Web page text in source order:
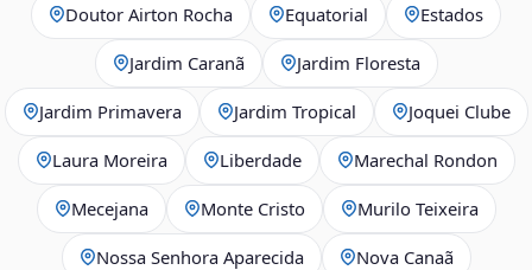
Doutor Airton Rocha Equatorial Estados
Jardim Caranã Jardim Floresta
Jardim Primavera Jardim Tropical Joquei Clube
Laura Moreira Liberdade Marechal Rondon
Mecejana Monte Cristo Murilo Teixeira
Nossa Senhora Aparecida Nova Canaã